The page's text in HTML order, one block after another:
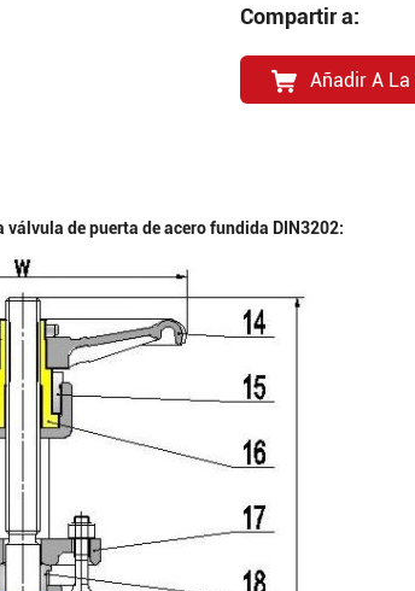
Compartir a:
Añadir A
de puerta de acero fundida DIN3202: